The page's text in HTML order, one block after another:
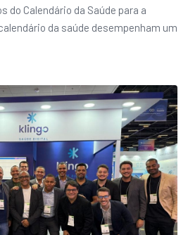
do Calendário da Saúde para a
da saúde desempenham um